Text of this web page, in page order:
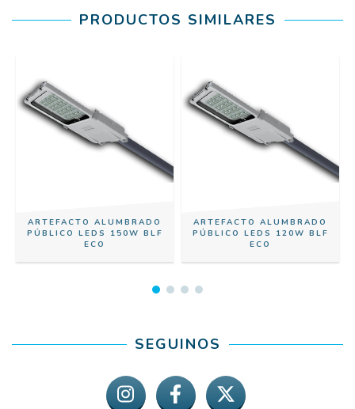
PRODUCTOS SIMILARES
ARTEFACTO ALUMBRADO
PÚBLICO LEDS 150W BLF
ECO
ARTEFACTO ALUMBRADO
PÚBLICO LEDS 120W BLF
ECO
SEGUINOS